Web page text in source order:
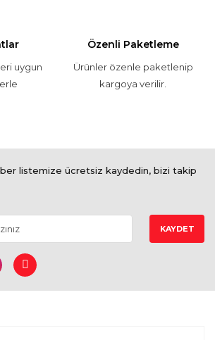
uygun
Özenli Paketleme
Ürünler özenle paketlenip
kargoya verilir.
listemize ücretsiz kaydedin, bizi takip
KAYDET